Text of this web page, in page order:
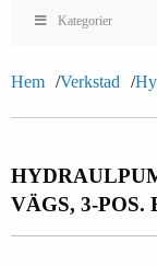
Kategorier
Hem Verkstad
VÄGS, 3-